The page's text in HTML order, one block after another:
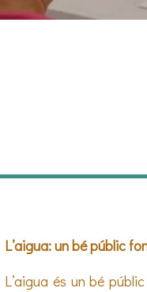
L’aigua: un bé públic
L’aigua és un bé